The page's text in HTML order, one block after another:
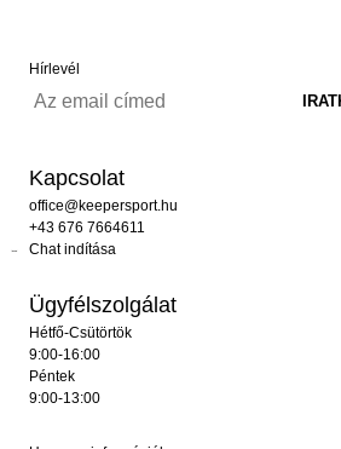
Hírlevél
Kapcsolat
office@keepersport.hu
+43 676 7664611
Chat indítása
Ügyfélszolgálat
Hétfő-Csütörtök
9:00-16:00
Péntek
9:00-13:00